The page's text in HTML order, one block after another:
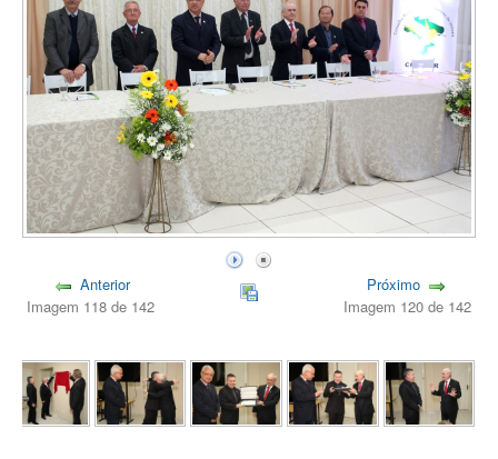
Anterior
Imagem 118 de 142
Próximo
Imagem 120 de 142